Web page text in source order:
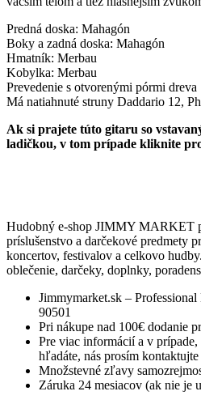
Predná doska: Mahagón
Boky a zadná doska: Mahagón
Hmatník: Merbau
Kobylka: Merbau
Prevedenie s otvorenými pórmi dreva
Má natiahnuté struny Daddario 12,
Ak si prajete túto gitaru so
ladičkou, v tom prípade kliknite
Hudobný e-shop JIMMY MARKET
príslušenstvo a darčekové predmety
koncertov, festivalov a celkovo
oblečenie, darčeky, doplnky,
Jimmymarket.sk –
90501
Pri nákupe nad 100€ dodanie
Pre viac informácií a v
hľadáte, nás prosím
Množstevné zľavy
Záruka 24 mesiacov (ak nie je